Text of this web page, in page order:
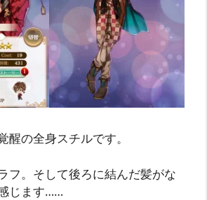
醒の全身スチルです。
フ。そして後ろに結んだ髪がな
じます……